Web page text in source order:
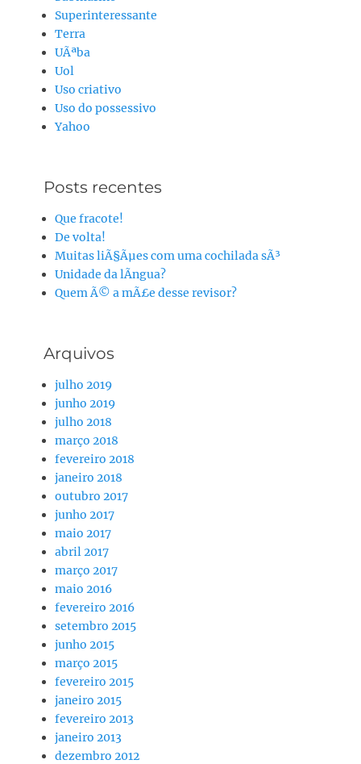
Superinteressante
Terra
UÃªba
Uol
Uso criativo
Uso do possessivo
Yahoo
Posts recentes
Que fracote!
De volta!
Muitas liÃ§Ãµes com uma cochilada sÃ³
Unidade da lÃ­ngua?
Quem Ã© a mÃ£e desse revisor?
Arquivos
julho 2019
junho 2019
julho 2018
março 2018
fevereiro 2018
janeiro 2018
outubro 2017
junho 2017
maio 2017
abril 2017
março 2017
maio 2016
fevereiro 2016
setembro 2015
junho 2015
março 2015
fevereiro 2015
janeiro 2015
fevereiro 2013
janeiro 2013
dezembro 2012